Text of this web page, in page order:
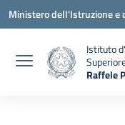
Vai ai contenuti
Vai al menu di navigazione
Vai al footer
Ministero dell'Istruzione e
Istituto
Raffele